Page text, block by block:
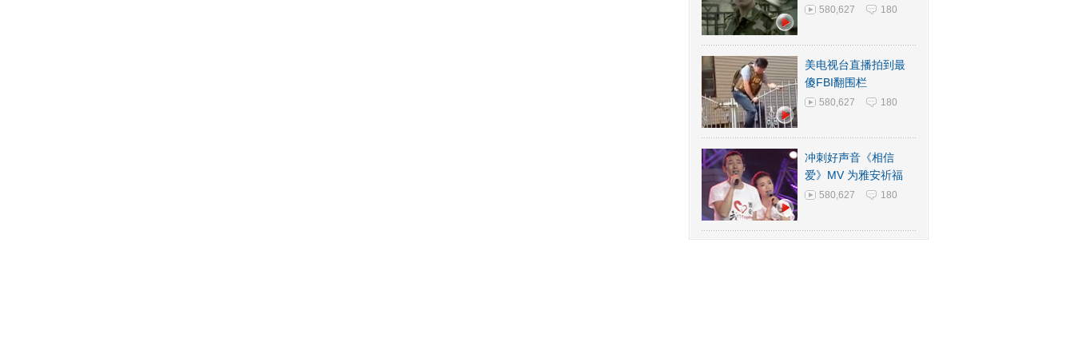
580,627 180
美电视台直播拍到最
傻FBI翻围栏
580,627 180
冲刺好声音《相信
爱》MV 为雅安祈福
580,627 180